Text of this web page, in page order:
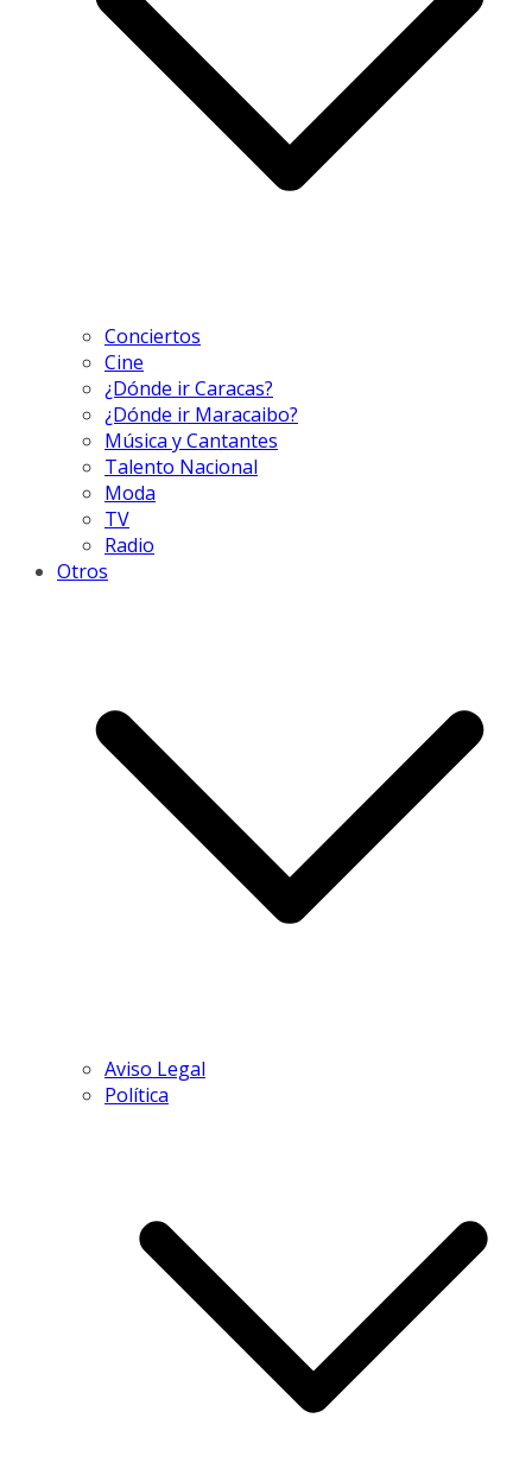
Conciertos
Cine
¿Dónde ir Caracas?
¿Dónde ir Maracaibo?
Música y Cantantes
Talento Nacional
Moda
TV
Radio
Otros
Aviso Legal
Política